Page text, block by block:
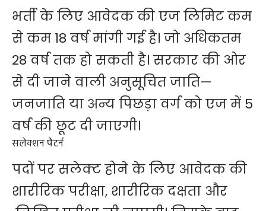
भर्ती के लिए आवेदक की एज लिमिट कम
से कम 18 वर्ष मांगी ​गई है। जो अधिकतम
28 वर्ष तक हो सकती है। सरकार की ओर
से दी जाने वाली अनुसूचित जाति—
जनजाति या अन्य पिछड़ा वर्ग को एज में 5
वर्ष की छूट दी जाएगी।
सलेक्शन पैटर्न
पदों पर सलेक्ट होने के लिए आवेदक की
शारीरिक परीक्षा, शारीरिक दक्षता और